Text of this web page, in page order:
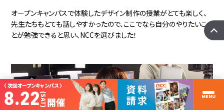
オープンキャンパスで体験したデザイン制作の授業がとても楽しく、
先生たちもとても話しやすかったので、ここでなら自分のやりたいこ
とが勉強できると思い、NCCを選びました！
〈 次回オープンキャンパス 〉
8.22(SAT)開催 MENU